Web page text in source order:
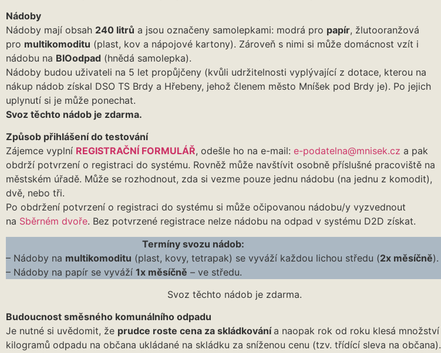
Nádoby
Nádoby mají obsah 240 litrů a jsou označeny samolepkami: modrá pro papír, žlutooranžová
pro multikomoditu (plast, kov a nápojové kartony). Zároveň s nimi si může domácnost vzít i
nádobu na BIOodpad (hnědá samolepka).
Nádoby budou uživateli na 5 let propůjčeny (kvůli udržitelnosti vyplývající z dotace, kterou na
nákup nádob získal DSO TS Brdy a Hřebeny, jehož členem město Mníšek pod Brdy je). Po jejich
uplynutí si je může ponechat.
Svoz těchto nádob je zdarma.
Způsob přihlášení do testování
Zájemce vyplní REGISTRAČNÍ FORMULÁŘ, odešle ho na e-mail: e-podatelna@mnisek.cz a pak
obdrží potvrzení o registraci do systému. Rovněž může navštívit osobně příslušné pracoviště na
městském úřadě. Může se rozhodnout, zda si vezme pouze jednu nádobu (na jednu z komodit),
dvě, nebo tři.
Po obdržení potvrzení o registraci do systému si může očipovanou nádobu/y vyzvednout
na Sběrném dvoře. Bez potvrzené registrace nelze nádobu na odpad v systému D2D získat.
Termíny svozu nádob:
– Nádoby na multikomoditu (plast, kovy, tetrapak) se vyváží každou lichou středu (2x měsíčně).
– Nádoby na papír se vyváží 1x měsíčně – ve středu.
Svoz těchto nádob je zdarma.
Budoucnost směsného komunálního odpadu
Je nutné si uvědomit, že prudce roste cena za skládkovánía naopak rok od roku klesá množství
kilogramů odpadu na občana ukládané na skládku za sníženou cenu (tzv. třídící sleva na občana).